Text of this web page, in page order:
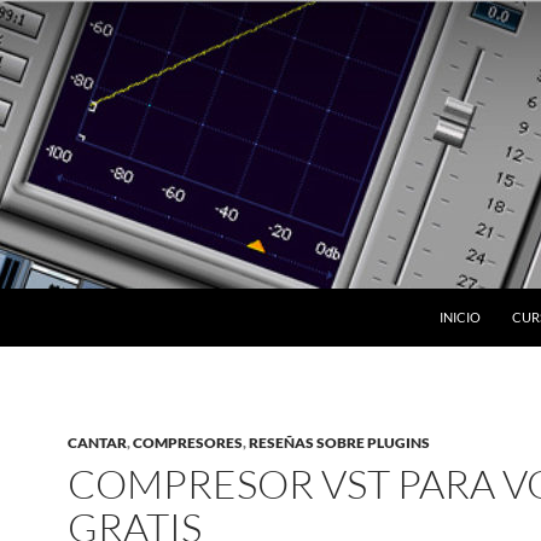
INICIO
CANTAR,COMPRESORES,RESEÑAS SOBRE PLUGINS
COMPRESOR VST PARA
GRATIS